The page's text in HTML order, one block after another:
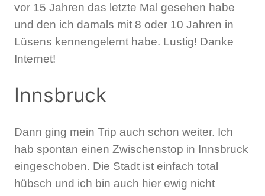
vor 15 Jahren das letzte Mal gesehen habe
und den ich damals mit 8 oder 10 Jahren in
Lüsens kennengelernt habe. Lustig! Danke
Internet!
Innsbruck
Dann ging mein Trip auch schon weiter. Ich
hab spontan einen Zwischenstop in Innsbruck
eingeschoben. Die Stadt ist einfach total
hübsch und ich bin auch hier ewig nicht